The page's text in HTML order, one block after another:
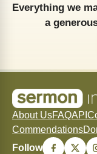
Everything we
a
About UsFAQAPI
Commendations
Follow